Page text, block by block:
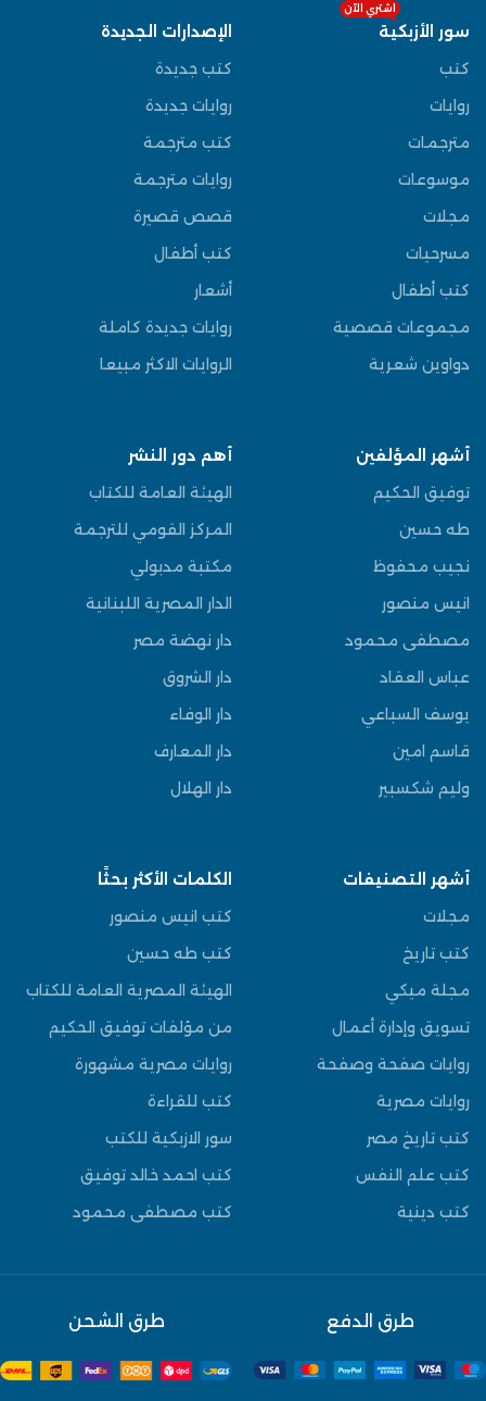
سور الأزبكية
اشتري الآن
كتب
روايات
مترجمات
موسوعات
مجلات
مسرحيات
كتب أطفال
مجموعات قصصية
دواوين شعرية
الإصدارات الجديدة
كتب جديدة
روايات جديدة
كتب مترجمة
روايات مترجمة
قصص قصيرة
كتب أطفال
أشعار
روايات جديدة كاملة
الروايات الاكثر مبيعا
أشهر المؤلفين
توفيق الحكيم
طه حسين
نجيب محفوظ
انيس منصور
مصطفى محمود
عباس العقاد
يوسف السباعي
قاسم امين
وليم شكسبير
أهم دور النشر
الهيئة العامة للكتاب
المركز القومي للترجمة
مكتبة مدبولي
الدار المصرية اللبنانية
دار نهضة مصر
دار الشروق
دار الوفاء
دار المعارف
دار الهلال
أشهر التصنيفات
مجلات
كتب تاريخ
مجلة ميكي
تسويق وإدارة أعمال
روايات صفحة وصفحة
روايات مصرية
كتب تاريخ مصر
كتب علم النفس
كتب دينية
الكلمات الأكثر بحثًا
كتب انيس منصور
كتب طه حسين
الهيئة المصرية العامة للكتاب
من مؤلفات توفيق الحكيم
روايات مصرية مشهورة
كتب للقراءة
سور الازبكية للكتب
كتب احمد خالد توفيق
كتب مصطفى محمود
طرق الدفع طرق الشحن